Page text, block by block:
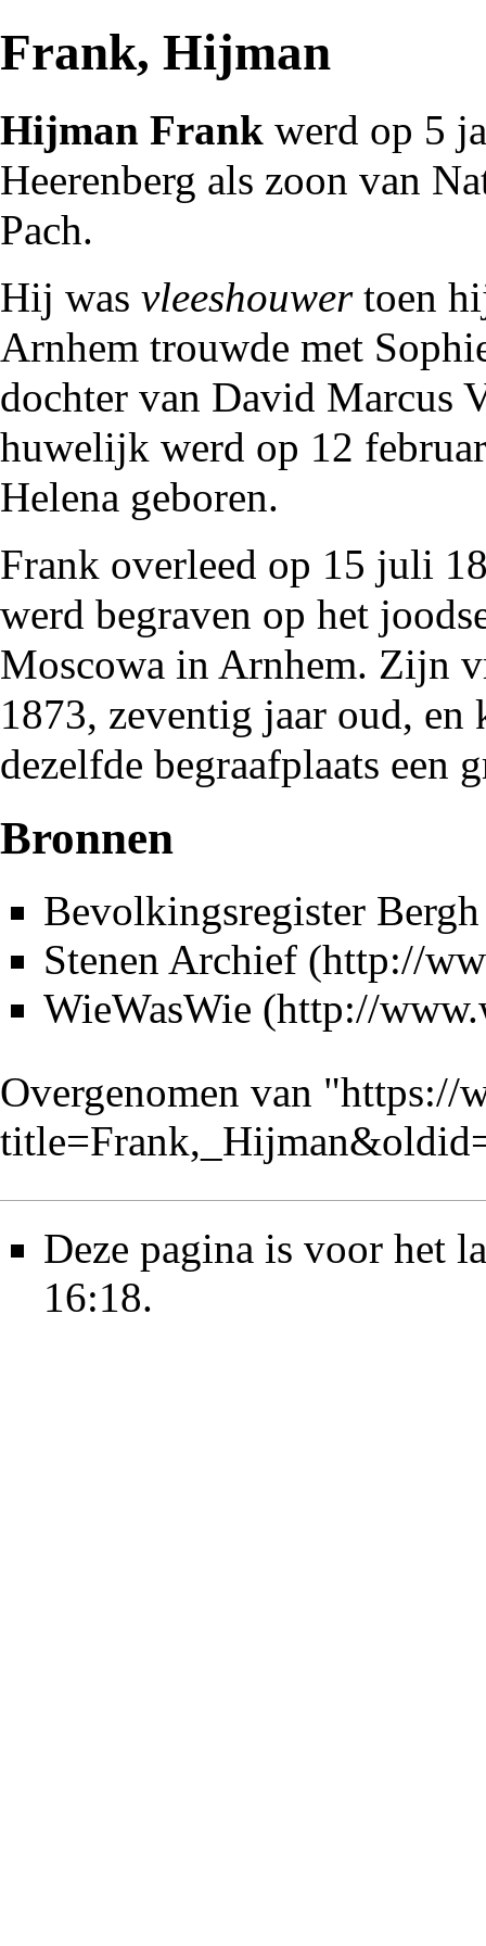
Frank, Hijman
Hijman Frank werd op 5
Heerenberg als zoon van
Pach.
Hij was vleeshouwertoen
Arnhem trouwde met
dochter van David Marcus
huwelijk werd op 12
Helena geboren.
Frank overleed op 15 juli
werd begraven op het
Moscowa in Arnhem. Zijn
1873, zeventig jaar oud, en
dezelfde begraafplaats een
Bronnen
Bevolkingsregister Bergh
Stenen Archief
WieWasWie
Overgenomen van "https://
Deze pagina is voor het
16:18.